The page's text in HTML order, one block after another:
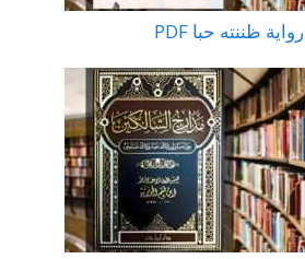
رواية ظننته حبا PDF